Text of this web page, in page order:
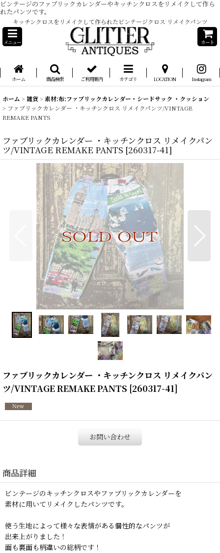
ビンテージのファブリックカレンダーやキッチンクロスをリメイクして作ら
れたパンツです。
キッチンクロスをリメイクして作られたビンテージクロス リメイクパンツ
メニュー カート
ホーム 商品検索 ご利用案内 カテゴリ LOCATION Instagram
ホーム > 雑貨> 素材:布:ファブリックカレンダー・シードサック ・クッション
> ファブリックカレンダー ・キッチンクロス リメイクパンツ/VINTAGE
REMAKE PANTS
ファブリックカレンダー ・キッチンクロス リメイクパン
ツ/VINTAGE REMAKE PANTS [260317-41]
ファブリックカレンダー ・キッチンクロス リメイクパン
ツ/VINTAGE REMAKE PANTS [260317-41]
お問い合わせ
商品詳細
ビンテージのキッチンクロスやファブリックカレンダーを
素材に用いてリメイクしたパンツです。
使う生地によって様々な表情がある個性的なパンツが
出来上がりました！
面も裏面も柄違いの総柄です！